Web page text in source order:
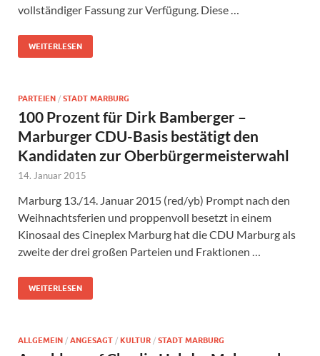
vollständiger Fassung zur Verfügung. Diese …
WEITERLESEN
PARTEIEN / STADT MARBURG
100 Prozent für Dirk Bamberger –
Marburger CDU-Basis bestätigt den
Kandidaten zur Oberbürgermeisterwahl
14. Januar 2015
Marburg 13./14. Januar 2015 (red/yb) Prompt nach den
Weihnachtsferien und proppenvoll besetzt in einem
Kinosaal des Cineplex Marburg hat die CDU Marburg als
zweite der drei großen Parteien und Fraktionen …
WEITERLESEN
ALLGEMEIN / ANGESAGT / KULTUR / STADT MARBURG